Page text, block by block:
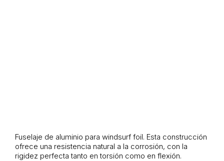
Fuselaje de aluminio para windsurf foil. Esta construcción
ofrece una resistencia natural a la corrosión, con la
rigidez perfecta tanto en torsión como en flexión.